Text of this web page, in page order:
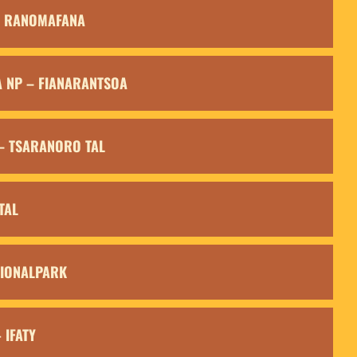
NP – FIANARANTSOA
TSARANORO TAL